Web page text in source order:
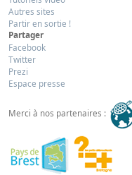
Autres sites
Partir en sortie !
Partager
Facebook
Twitter
Prezi
Espace presse
Merci à nos partenaires :